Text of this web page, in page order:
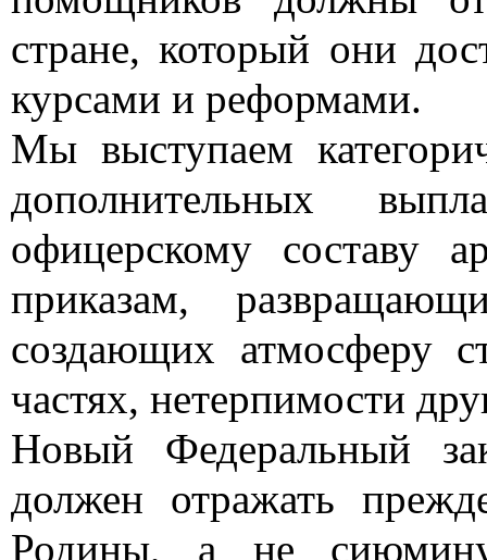
стране, который они
курсами и реформами.
Мы выступаем
дополнительных
офицерскому составу
приказам,
создающих атмосферу
частях, нетерпимости
Новый Федеральный
должен отражать
Родины, а не